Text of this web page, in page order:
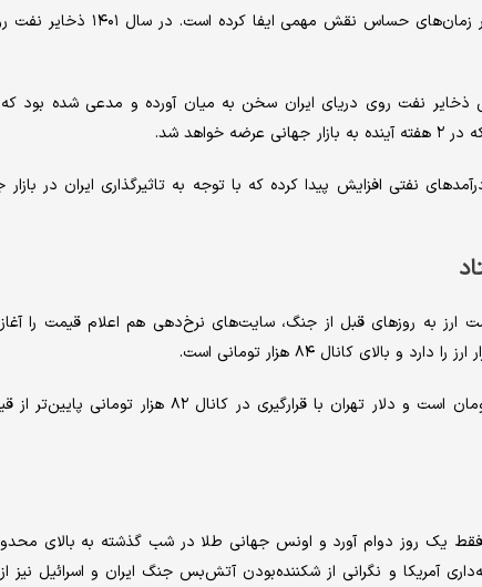
به‌طور کلی ذخایر نفت روی دریای ایران غالبا در
شد.
نفتی افزایش پیدا کرده که با توجه به تاثیرگذاری ایران در
ارز به روزهای قبل از جنگ، سایت‌های نرخ‌دهی هم اعلام قیمت را آغاز
کانال ۸۴ هزار تومانی است.
نرخ دلاری درهم در نیمه دوم کانال ۸۳ هزار تومان است و دلار تهران با
آمریکا و نگرانی از شکننده‌بودن آتش‌بس جنگ‌ ایران و اسرائیل نیز